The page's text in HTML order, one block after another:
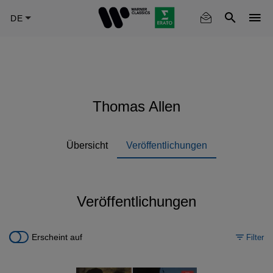
Thomas Allen
Übersicht Veröffentlichungen
Veröffentlichungen
Erscheint auf Filter